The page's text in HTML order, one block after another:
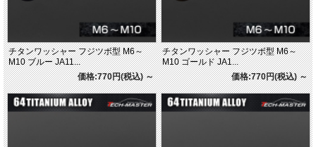
チタンワッシャー フジツボ型 M6～
M10 ブルー JA11...
価格:770円(税込)～
チタンワッシャー フジツボ型 M6～
M10 ゴールド JA1...
価格:770円(税込)～